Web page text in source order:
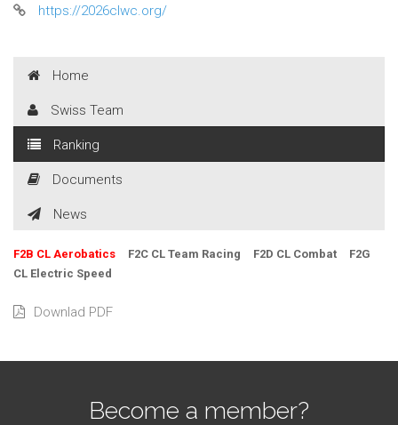
https://2026clwc.org/
Home
Swiss Team
Ranking
Documents
News
F2B CL Aerobatics F2C CL Team Racing F2D CL Combat
F2G
CL Electric Speed
Downlad PDF
Become a member?